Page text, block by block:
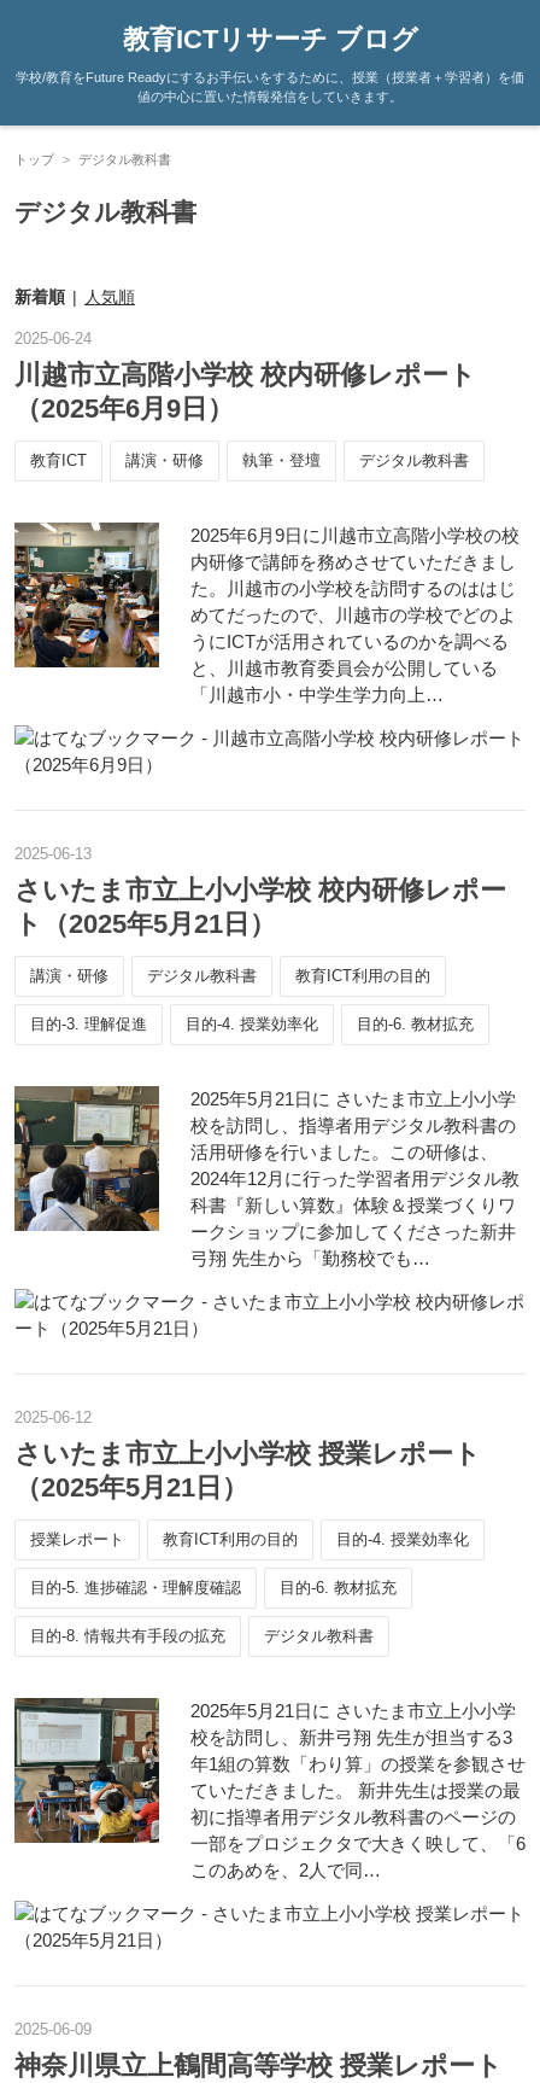
教育ICTリサーチ ブログ
学校/教育をFuture Readyにするお手伝いをするために、授業（授業者＋学習者）を価
値の中心に置いた情報発信をしていきます。
トップ > デジタル教科書
デジタル教科書
新着順 人気順
2025-06-24
川越市立高階小学校 校内研修レポート
（2025年6月9日）
教育ICT 講演・研修 執筆・登壇 デジタル教科書
2025年6月9日に川越市立高階小学校の校
内研修で講師を務めさせていただきまし
た。川越市の小学校を訪問するのははじ
めてだったので、川越市の学校でどのよ
うにICTが活用されているのかを調べる
と、川越市教育委員会が公開している
「川越市小・中学生学力向上…
2025-06-13
さいたま市立上小小学校 校内研修レポー
ト（2025年5月21日）
講演・研修 デジタル教科書 教育ICT利用の目的
目的-3. 理解促進 目的-4. 授業効率化 目的-6. 教材拡充
2025年5月21日に さいたま市立上小小学
校を訪問し、指導者用デジタル教科書の
活用研修を行いました。この研修は、
2024年12月に行った学習者用デジタル教
科書『新しい算数』体験＆授業づくりワ
ークショップに参加してくださった新井
弓翔 先生から「勤務校でも…
2025-06-12
さいたま市立上小小学校 授業レポート
（2025年5月21日）
授業レポート 教育ICT利用の目的 目的-4. 授業効率化
目的-5. 進捗確認・理解度確認 目的-6. 教材拡充
目的-8. 情報共有手段の拡充 デジタル教科書
2025年5月21日に さいたま市立上小小学
校を訪問し、新井弓翔 先生が担当する3
年1組の算数「わり算」の授業を参観させ
ていただきました。 新井先生は授業の最
初に指導者用デジタル教科書のページの
一部をプロジェクタで大きく映して、「6
このあめを、2人で同…
2025-06-09
神奈川県立上鶴間高等学校 授業レポート